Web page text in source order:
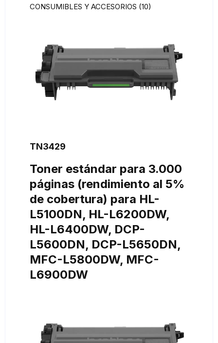
CONSUMIBLES Y ACCESORIOS (10)
TN3429
Toner estándar para 3.000
páginas (rendimiento al 5%
de cobertura) para HL-
L5100DN, HL-L6200DW,
HL-L6400DW, DCP-
L5600DN, DCP-L5650DN,
MFC-L5800DW, MFC-
L6900DW